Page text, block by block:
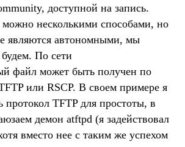
доступной на запись.
несколькими способами, но
являются автономными, мы
По сети
файл может быть получен по
или RSCP. В своем примере я
протокол TFTP для простоты, в
демон atftpd (я задействовал
вместо нее с таким же успехом